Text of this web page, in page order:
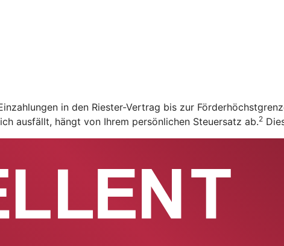
in den Riester-Vertrag bis zur
ausfällt, hängt von Ihrem persönlichen Steuersatz ab.2